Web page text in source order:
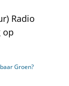
Radio
op
Groen?